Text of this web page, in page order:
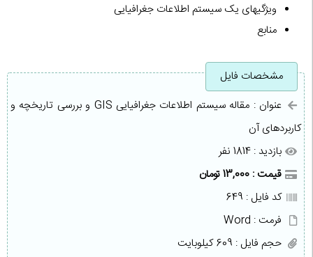
ویژگیهای یک سیستم اطلاعات جغرافیایی
منابع
مشخصات فایل
عنوان : مقاله سیستم اطلاعات جغرافیایی GIS و بررسی تاریخچه و
کاربردهای آن
بازدید : 1814 نفر
قیمت : 13,000 تومان
کد فایل : 649
فرمت : Word
حجم فایل : 609 کیلوبایت